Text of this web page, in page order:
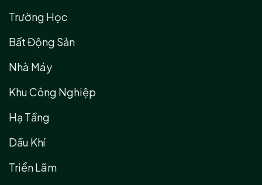
Trường Học
Bất Động Sản
Nhà Máy
Khu Công Nghiệp
Hạ Tầng
Dầu Khí
Triển Lãm